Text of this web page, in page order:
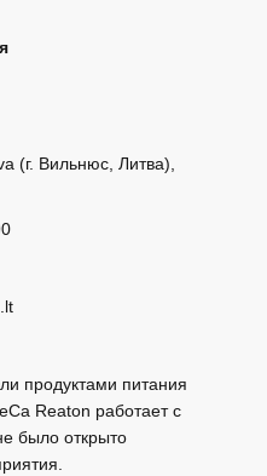
(г. Вильнюс, Литва),
продуктами питания
Reaton работает с
было открыто